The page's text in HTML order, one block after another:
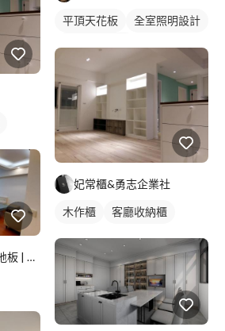
璟榮/ 窗簾 | 壁紙 | 地板 | 建築貼膜 |
平頂天花板
全室照明設計
妃常櫃&勇志企業社
木作櫃 客廳收納櫃